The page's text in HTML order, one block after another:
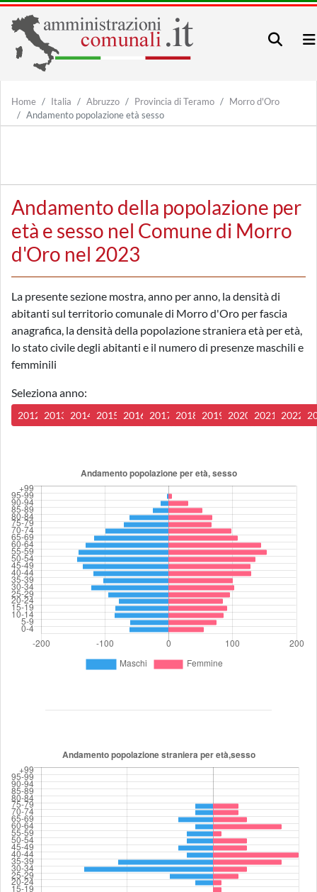
Home Italia Abruzzo Provincia di Teramo
Morro d'Oro
Andamento popolazione età sesso
Andamento della popolazione per
età e sesso nel Comune di Morro
d'Oro nel 2023
La presente sezione mostra, anno per anno, la densità di
abitanti sul territorio comunale di Morro d'Oro per fascia
anagrafica, la densità della popolazione straniera età per età,
lo stato civile degli abitanti e il numero di presenze maschili e
femminili
Seleziona anno:
2012 2013 2014 2015 2016 2017 2018 2019 2020 2021 2022